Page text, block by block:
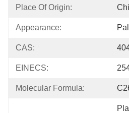
Place Of Origin:
Appearance:
CAS:
EINECS:
Molecular Formula: